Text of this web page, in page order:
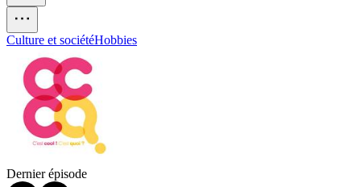
Culture et sociétéHobbies
Dernier épisode